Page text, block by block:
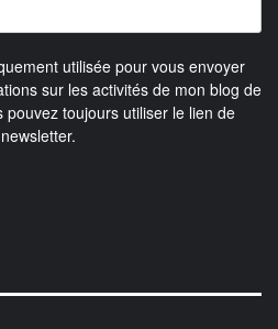
utilisée pour vous envoyer
sur les activités de mon blog de
pouvez toujours utiliser le lien de